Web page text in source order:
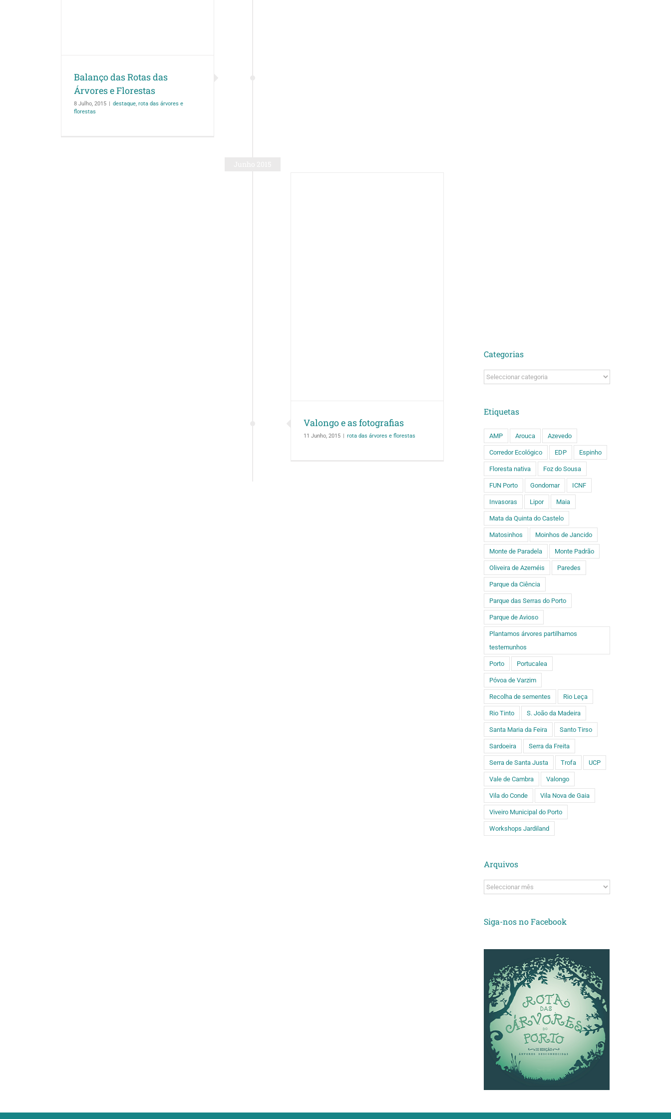
Balanço das Rotas das
Árvores e Florestas
8 Julho, 2015 | destaque, rota das árvores e
florestas
Valongo e as fotografias
11 Junho, 2015 | rota das árvores e florestas
Categorias
Categorias
Etiquetas
AMP Arouca Azevedo
Corredor Ecológico EDP Espinho
Floresta nativa Foz do Sousa
FUN Porto Gondomar ICNF
Invasoras Lipor Maia
Mata da Quinta do Castelo
Matosinhos Moinhos de Jancido
Monte de Paradela Monte Padrão
Oliveira de Azeméis Paredes
Parque da Ciência
Parque das Serras do Porto
Parque de Avioso
Plantamos árvores partilhamos
testemunhos
Porto Portucalea
Póvoa de Varzim
Recolha de sementes Rio Leça
Rio Tinto S. João da Madeira
Santa Maria da Feira Santo Tirso
Sardoeira Serra da Freita
Serra de Santa Justa Trofa UCP
Vale de Cambra Valongo
Vila do Conde Vila Nova de Gaia
Viveiro Municipal do Porto
Workshops Jardiland
Arquivos
Arquivos
Siga-nos no Facebook